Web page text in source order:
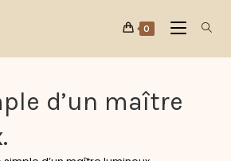
0
d’un maître